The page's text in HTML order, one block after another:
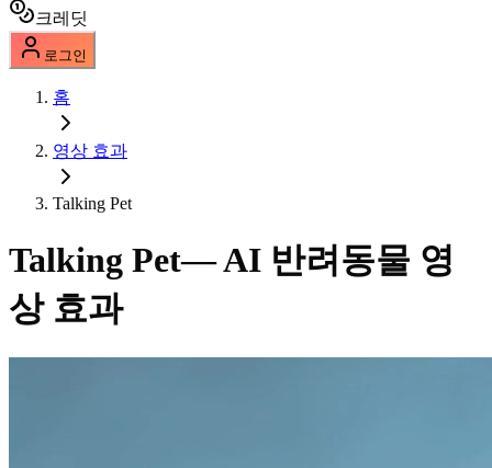
크레딧
로그인
홈
영상 효과
Talking Pet
Talking Pet— AI 반려동물 영
상 효과